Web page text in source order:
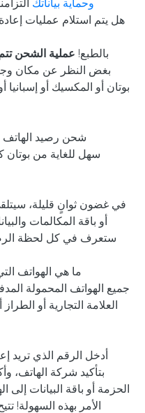
هل يتم استلام عمليات
بالطبع! عملية الشحن
بغض النظر عن مكان
بوتان أو المكسيك أو إسبانيا
شحن رصيد الهاتف
في غضون ثوانٍ قليلة،
أو باقة المكالمات
ستعرف في كل لحظة
ما هي الهواتف
جميع الهواتف المحمولة
العلامة التجارية أو
أدخل الرقم الذي تريد
بتأكيد شركة الهاتف،
الحزمة أو باقة البيانات
الأمر بهذه السهولة!